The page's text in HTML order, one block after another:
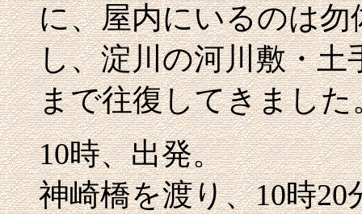
に、屋内にいるのは
し、淀川の河川敷・
まで往復してきました
10時、出発。
神崎橋を渡り、10時